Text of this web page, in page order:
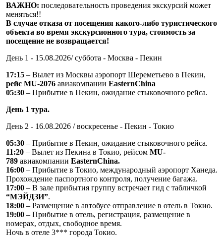
ВАЖНО: последовательность проведения экскурсий может
меняться!!
В случае отказа от посещения какого-либо туристического
объекта во время экскурсионного тура, стоимость за
посещение не возвращается!
День 1 - 15.08.2026/ суббота - Москва - Пекин
17:15 – Вылет из Москвы аэропорт Шереметьево в Пекин,
рейс MU-2076 авиакомпании EasternChina
05:30 – Прибытие в Пекин, ожидание стыковочного рейса.
День 1 тура.
День 2 - 16.08.2026 / воскресенье - Пекин - Токио
05:30 – Прибытие в Пекин, ожидание стыковочного рейса.
11:20 – Вылет из Пекина в Токио, рейсом MU-
789 авиакомпании EasternChina.
16:00 – Прибытие в Токио, международный аэропорт Ханеда.
Прохождение паспортного контроля, получение багажа.
17:00 – В зале прибытия группу встречает гид с табличкой
“МЭЙДЗИ”.
18:00 – Размещение в автобусе отправление в отель в Токио.
19:00 – Прибытие в отель, регистрация, размещение в
номерах, отдых, свободное время.
Ночь в отеле 3*** города Токио.